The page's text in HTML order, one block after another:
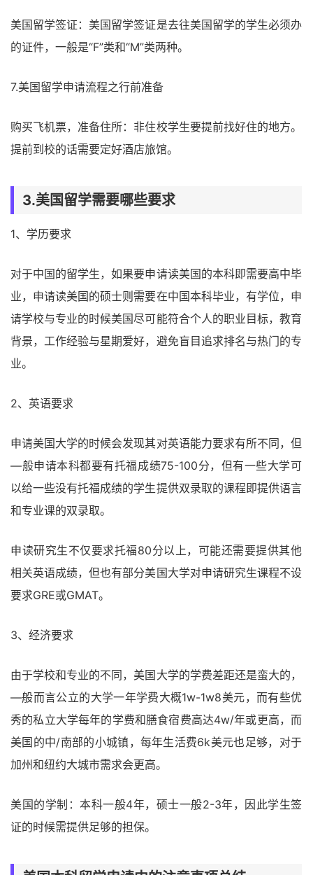
美国留学签证：美国留学签证是去往美国留学的学生必须办
的证件，一般是“F”类和“M”类两种。
7.美国留学申请流程之行前准备
购买飞机票，准备住所：非住校学生要提前找好住的地方。
提前到校的话需要定好酒店旅馆。
3.美国留学需要哪些要求
1、学历要求
对于中国的留学生，如果要申请读美国的本科即需要高中毕
业，申请读美国的硕士则需要在中国本科毕业，有学位，申
请学校与专业的时候美国尽可能符合个人的职业目标，教育
背景，工作经验与星期爱好，避免盲目追求排名与热门的专
业。
2、英语要求
申请美国大学的时候会发现其对英语能力要求有所不同，但
―般申请本科都要有托福成绩75-100分，但有一些大学可
以给一些没有托福成绩的学生提供双录取的课程即提供语言
和专业课的双录取。
申读研究生不仅要求托福80分以上，可能还需要提供其他
相关英语成绩，但也有部分美国大学对申请研究生课程不设
要求GRE或GMAT。
3、经济要求
由于学校和专业的不同，美国大学的学费差距还是蛮大的，
―般而言公立的大学一年学费大概1w-1w8美元，而有些优
秀的私立大学每年的学费和膳食宿费高达4w/年或更高，而
美国的中/南部的小城镇，每年生活费6k美元也足够，对于
加州和纽约大城市需求会更高。
美国的学制：本科一般4年，硕士一般2-3年，因此学生签
证的时候需提供足够的担保。